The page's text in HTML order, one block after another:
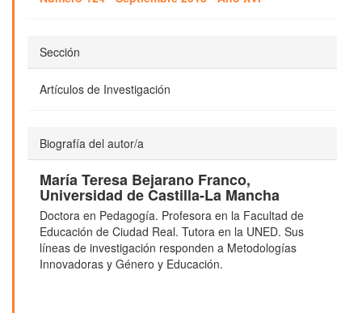
Sección
Artículos de Investigación
Biografía del autor/a
María Teresa Bejarano Franco,
Universidad de Castilla-La Mancha
Doctora en Pedagogía. Profesora en la Facultad de
Educación de Ciudad Real. Tutora en la UNED. Sus
líneas de investigación responden a Metodologías
Innovadoras y Género y Educación.